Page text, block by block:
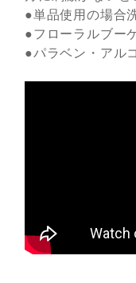
●単品使用の場合
●フローラルブー
●パラベン・アル